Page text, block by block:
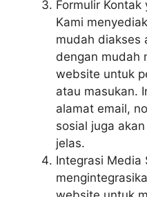
Formulir Kontak
Kami
mudah diakses
dengan mudah
website untuk
atau masukan.
alamat email,
sosial juga
jelas.
Integrasi Media